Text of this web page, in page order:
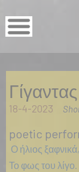
Γίγαντας
18-4-2023
poetic
Ο ήλιος
Το φως του λίγο.